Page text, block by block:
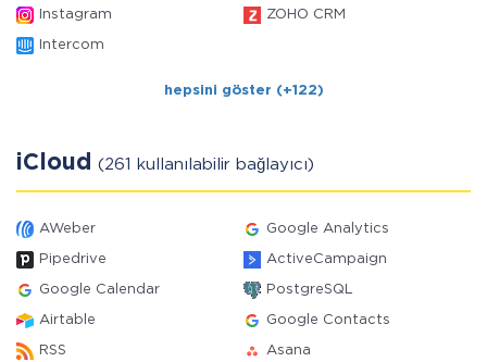
Instagram ZOHO CRM
Intercom
hepsini göster (+122)
iCloud (261 kullanılabilir bağlayıcı)
AWeber Google Analytics
Pipedrive ActiveCampaign
Google Calendar PostgreSQL
Airtable Google Contacts
RSS Asana